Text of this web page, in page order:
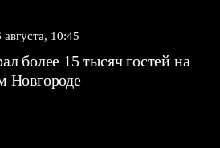
августа, 10:45
более 15 тысяч гостей на
Новгороде